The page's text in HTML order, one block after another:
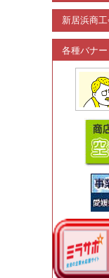
新居浜商
各種バナー